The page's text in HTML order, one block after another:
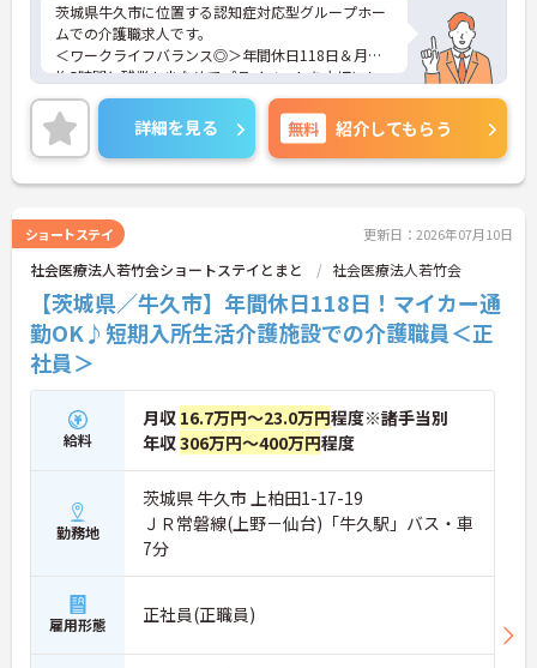
茨城県牛久市に位置する認知症対応型グループホー
ムでの介護職求人です。
＜ワークライフバランス◎＞年間休日118日＆月平
均5時間と残業も少なめでプライベートを大切にし
ながらご勤務いただけます。
＜マイカー通勤OK＞駐車場も完備！雨の日の通勤に
も便利です。
ご興味のある方には、面接対策ポイント等、さらに
詳細をお話ししますのでお気軽にご相談ください！
詳細を見る 無料 紹介してもらう
ショートステイ 更新日：2026年07月10日
社会医療法人若竹会ショートステイとまと 社会医療法人若竹会
【茨城県／牛久市】年間休日118日！マイカー通
勤OK♪短期入所生活介護施設での介護職員＜正
社員＞
給料
月収 16.7万円～23.0万円程度※諸手当別
年収306万円～400万円程度
勤務地
茨城県 牛久市 上柏田1-17-19
ＪＲ常磐線(上野－仙台)「牛久駅」バス・車
7分
雇用形態 正社員(正職員)